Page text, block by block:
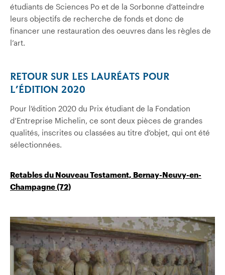
étudiants de Sciences Po et de la Sorbonne d’atteindre
leurs objectifs de recherche de fonds et donc de
financer une restauration des oeuvres dans les règles de
l’art.
RETOUR SUR LES LAURÉATS POUR
L’ÉDITION 2020
Pour l’édition 2020 du Prix étudiant de la Fondation
d’Entreprise Michelin, ce sont deux pièces de grandes
qualités, inscrites ou classées au titre d’objet, qui ont été
sélectionnées.
Retables du Nouveau Testament, Bernay-Neuvy-en-
Champagne (72)